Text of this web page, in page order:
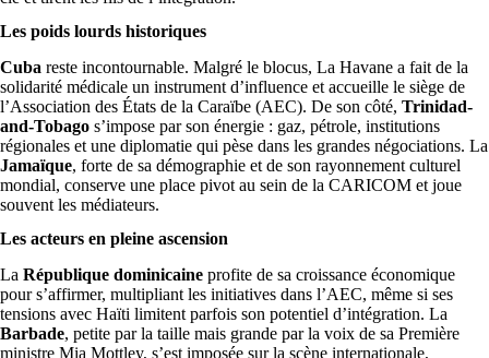
Les poids lourds historiques
Cuba reste incontournable. Malgré le blocus, La Havane a fait de la
solidarité médicale un instrument d’influence et accueille le siège de
l’Association des États de la Caraïbe (AEC). De son côté, Trinidad-
and-Tobago s’impose par son énergie : gaz, pétrole, institutions
régionales et une diplomatie qui pèse dans les grandes négociations. La
Jamaïque, forte de sa démographie et de son rayonnement culturel
mondial, conserve une place pivot au sein de la CARICOM et joue
souvent les médiateurs.
Les acteurs en pleine ascension
La République dominicaine profite de sa croissance économique
pour s’affirmer, multipliant les initiatives dans l’AEC, même si ses
tensions avec Haïti limitent parfois son potentiel d’intégration. La
Barbade, petite par la taille mais grande par la voix de sa Première
ministre Mia Mottley, s’est imposée sur la scène internationale,